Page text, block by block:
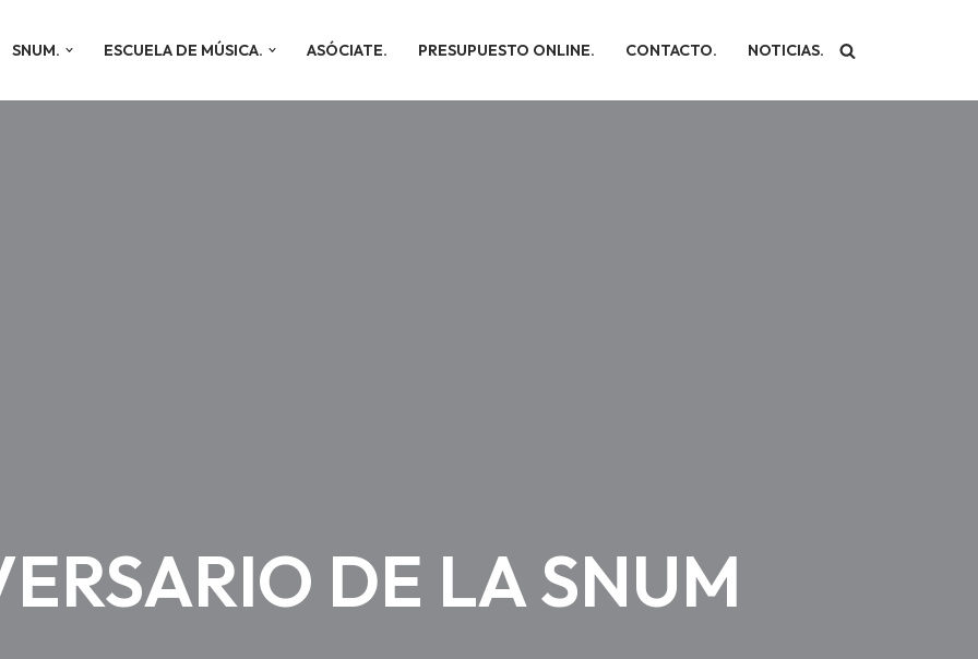
SNUM. ESCUELA DE MÚSICA. ASÓCIATE. PRESUPUESTO ONLINE. CONTACTO. NOTICIAS.
DE LA SNUM